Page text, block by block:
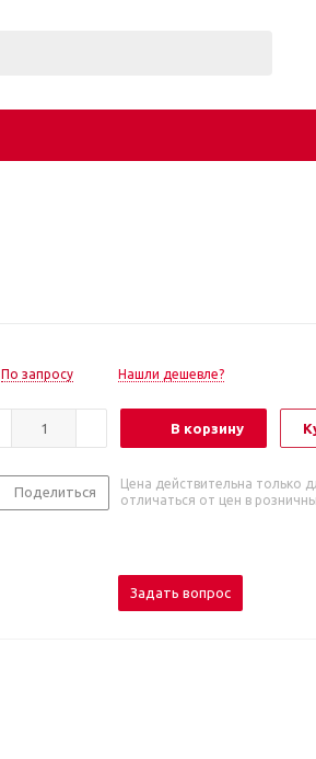
По запросу Нашли дешевле?
В корзину
Поделиться
Цена действительна только
отличаться от цен в
Задать вопрос